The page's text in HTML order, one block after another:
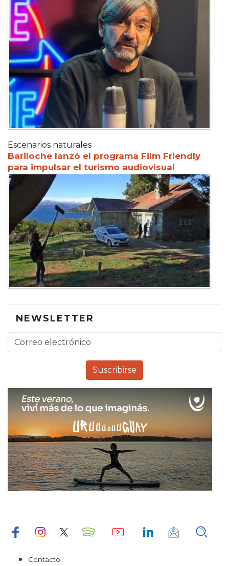
Escenarios naturales
Bariloche lanzó el programa Film Friendly
para impulsar el turismo audiovisual
NEWSLETTER
Contacto